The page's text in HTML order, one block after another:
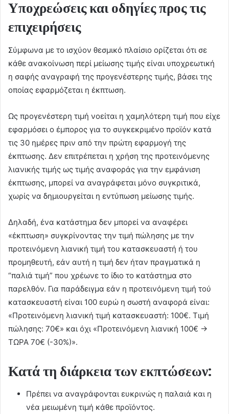
Υποχρεώσεις και οδηγίες προς τις
επιχειρήσεις
Σύμφωνα με το ισχύον θεσμικό πλαίσιο ορίζεται ότι σε
κάθε ανακοίνωση περί μείωσης τιμής είναι υποχρεωτική
η σαφής αναγραφή της προγενέστερης τιμής, βάσει της
οποίας εφαρμόζεται η έκπτωση.
Ως προγενέστερη τιμή νοείται η χαμηλότερη τιμή που είχε
εφαρμόσει ο έμπορος για το συγκεκριμένο προϊόν κατά
τις 30 ημέρες πριν από την πρώτη εφαρμογή της
έκπτωσης. Δεν επιτρέπεται η χρήση της προτεινόμενης
λιανικής τιμής ως τιμής αναφοράς για την εμφάνιση
έκπτωσης, μπορεί να αναγράφεται μόνο συγκριτικά,
χωρίς να δημιουργείται η εντύπωση μείωσης τιμής.
Δηλαδή, ένα κατάστημα δεν μπορεί να αναφέρει
«έκπτωση» συγκρίνοντας την τιμή πώλησης με την
προτεινόμενη λιανική τιμή του κατασκευαστή ή του
προμηθευτή, εάν αυτή η τιμή δεν ήταν πραγματικά η
“παλιά τιμή” που χρέωνε το ίδιο το κατάστημα στο
παρελθόν. Για παράδειγμα εάν η προτεινόμενη τιμή τού
κατασκευαστή είναι 100 ευρώ η σωστή αναφορά είναι:
«Προτεινόμενη λιανική τιμή κατασκευαστή: 100€. Τιμή
πώλησης: 70€» και όχι «Προτεινόμενη λιανική 100€ →
ΤΩΡΑ 70€ (-30%)».
Κατά τη διάρκεια των εκπτώσεων:
Πρέπει να αναγράφονται ευκρινώς η παλαιά και η
νέα μειωμένη τιμή κάθε προϊόντος.